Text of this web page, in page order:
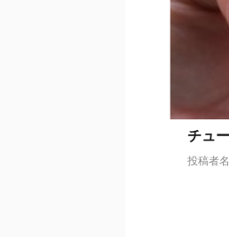
チュ
投稿者